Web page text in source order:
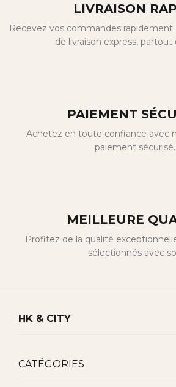
LIVRAISON
Recevez vos commandes rapidement
de livraison express, partout
PAIEMENT
Achetez en toute confiance avec
paiement
MEILLEURE
Profitez de la qualité
sélectionnés avec
HK & CITY
CATÉGORIES